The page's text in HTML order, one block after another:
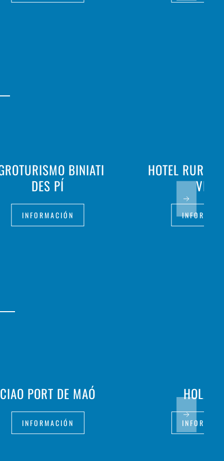
BINIATI
DES PÍ
INFORMACIÓN
HOTEL RURAL
VELL
CIAO PORT DE MAÓ
INFORMACIÓN
HOLA